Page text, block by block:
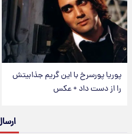
پوریا پورسرخ با این گریم جذابیتش
را از دست داد + عکس